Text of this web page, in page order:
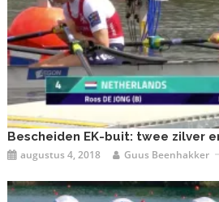
Bescheiden EK-buit: twee zilver
augustus 4, 2018 Guus Beenhakker